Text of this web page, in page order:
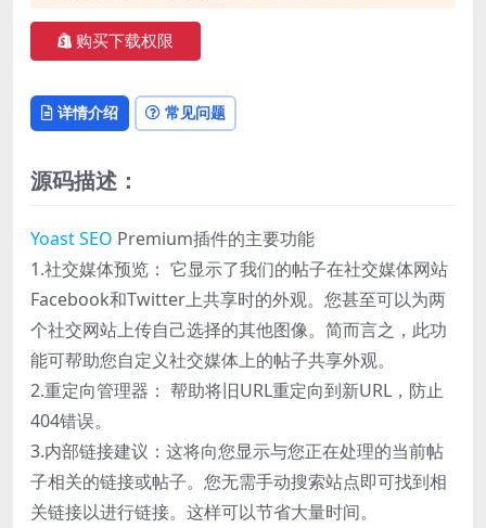
购买下载权限
详情介绍 常见问题
源码描述：
Yoast SEO Premium插件的主要功能
1.社交媒体预览： 它显示了我们的帖子在社交媒体网站
Facebook和Twitter上共享时的外观。您甚至可以为两
个社交网站上传自己选择的其他图像。简而言之，此功
能可帮助您自定义社交媒体上的帖子共享外观。
2.重定向管理器： 帮助将旧URL重定向到新URL，防止
404错误。
3.内部链接建议：这将向您显示与您正在处理的当前帖
子相关的链接或帖子。您无需手动搜索站点即可找到相
关链接以进行链接。这样可以节省大量时间。